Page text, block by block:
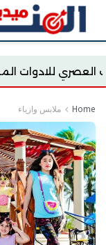
اسيا
Home ملابس وازياء